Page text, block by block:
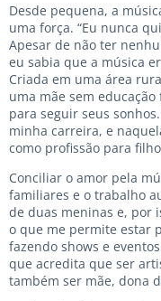
Desde pequena, a
uma força. “Eu nunca
Apesar de não ter
eu sabia que a música
Criada em uma área
uma mãe sem
para seguir seus
minha carreira, e
como profissão para
Conciliar o amor pela
familiares e o trabalho
de duas meninas e, por
o que me permite estar
fazendo shows e
que acredita que ser
também ser mãe, dona